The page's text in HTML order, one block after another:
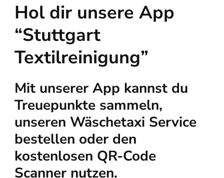
Hol dir unsere App
“Stuttgart
Textilreinigung”
Mit unserer App kannst du
Treuepunkte sammeln,
unseren Wäschetaxi Service
bestellen oder den
kostenlosen QR-Code
Scanner nutzen.